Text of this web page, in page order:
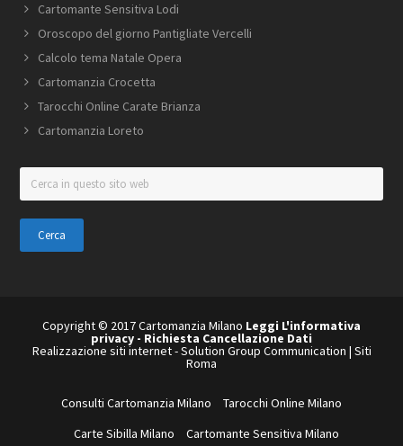
Cartomante Sensitiva Lodi
Oroscopo del giorno Pantigliate Vercelli
Calcolo tema Natale Opera
Cartomanzia Crocetta
Tarocchi Online Carate Brianza
Cartomanzia Loreto
Cerca
in
questo
sito
web
Copyright © 2017 Cartomanzia Milano Leggi L'informativa
privacy - Richiesta Cancellazione Dati
Realizzazione siti internet-Solution Group Communication | Siti
Roma
Consulti Cartomanzia Milano
Tarocchi Online Milano
Carte Sibilla Milano
Cartomante Sensitiva Milano